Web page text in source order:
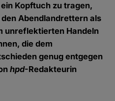
Kopftuch zu tragen,
Abendlandrettern als
unreflektierten Handeln
die dem
genug entgegen
hpd-Redakteurin